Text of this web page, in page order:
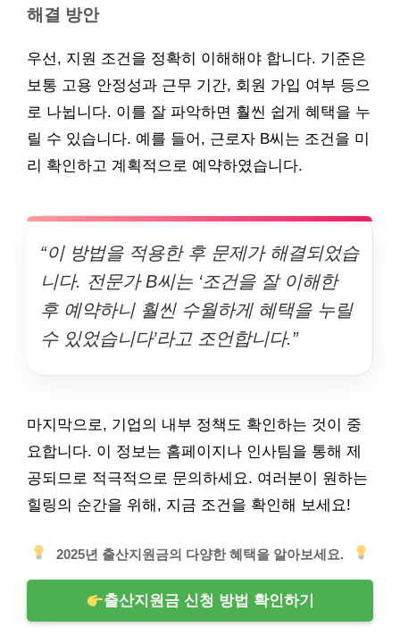
해결 방안
우선, 지원 조건을 정확히 이해해야 합니다. 기준은
보통 고용 안정성과 근무 기간, 회원 가입 여부 등으
로 나뉩니다. 이를 잘 파악하면 훨씬 쉽게 혜택을 누
릴 수 있습니다. 예를 들어, 근로자 B씨는 조건을 미
리 확인하고 계획적으로 예약하였습니다.
“이 방법을 적용한 후 문제가 해결되었습
니다. 전문가 B씨는 ‘조건을 잘 이해한
후 예약하니 훨씬 수월하게 혜택을 누릴
수 있었습니다’라고 조언합니다.”
마지막으로, 기업의 내부 정책도 확인하는 것이 중
요합니다. 이 정보는 홈페이지나 인사팀을 통해 제
공되므로 적극적으로 문의하세요. 여러분이 원하는
힐링의 순간을 위해, 지금 조건을 확인해 보세요!
2025년 출산지원금의 다양한 혜택을 알아보세요.
출산지원금 신청 방법 확인하기